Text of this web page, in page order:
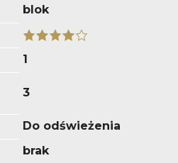
blok
1
3
Do odświeżenia
brak